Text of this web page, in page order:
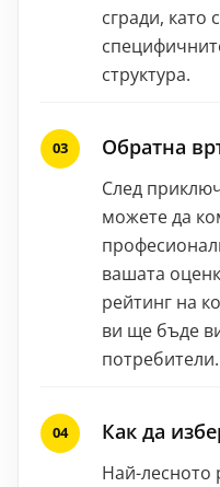
сгради, като
структура.
Обратна
След
можете да
вашата
рейтинг на
ви ще бъде
потребители.
Как да
Най-лесното